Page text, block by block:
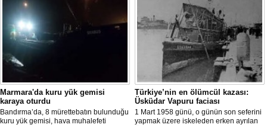
karadan müdahale edememesi
nedeniyle tamamen yanarak
kullanılamaz hale geldi.
ve havadan geniş çaplı arama kurtarma
çalışması başlatıldı.
Marmara'da kuru yük gemisi
karaya oturdu
Bandırma’da, 8 mürettebatın bulunduğu
kuru yük gemisi, hava muhalefeti
Türkiye’nin en ölümcül kazası:
Üsküdar Vapuru faciası
1 Mart 1958 günü, o günün son seferini
yapmak üzere iskeleden erken ayrılan